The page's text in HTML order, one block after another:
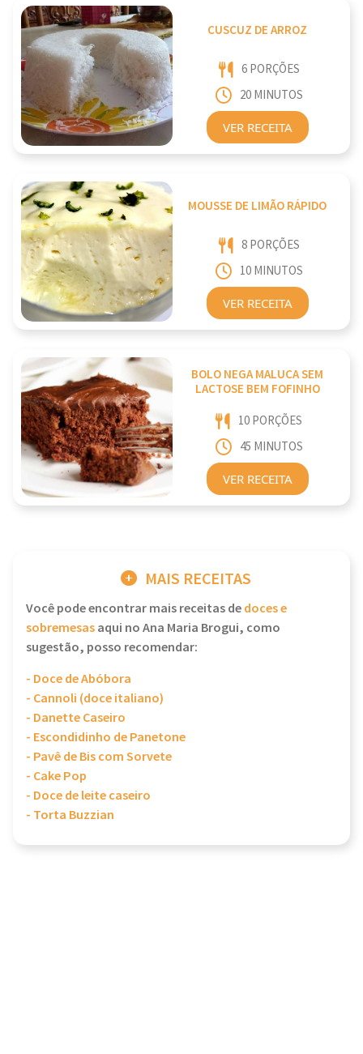
CUSCUZ DE ARROZ
6 PORÇÕES
20 MINUTOS
VER RECEITA
MOUSSE DE LIMÃO RÁPIDO
8 PORÇÕES
10 MINUTOS
VER RECEITA
BOLO NEGA MALUCA SEM
LACTOSE BEM FOFINHO
10 PORÇÕES
45 MINUTOS
VER RECEITA
MAIS RECEITAS
Você pode encontrar mais receitas dedoces e
sobremesasaqui no Ana Maria Brogui, como
sugestão, posso recomendar:
- Doce de Abóbora
- Cannoli (doce italiano)
- Danette Caseiro
- Escondidinho de Panetone
- Pavê de Bis com Sorvete
- Cake Pop
- Doce de leite caseiro
- Torta Buzzian